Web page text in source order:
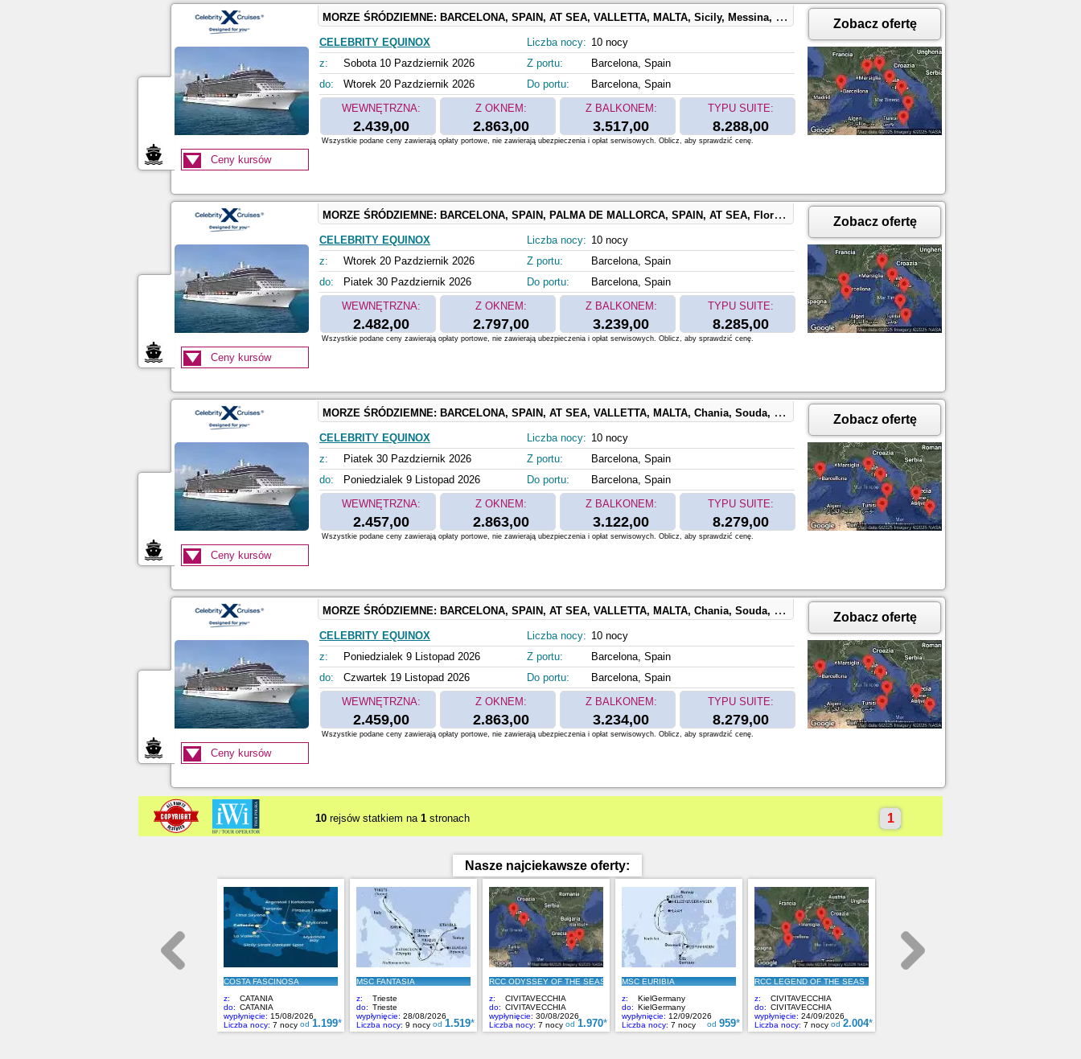
MORZE ŚRÓDZIEMNE: BARCELONA, SPAIN, AT SEA, VALLETTA, MALTA, Sicily, Messina, Italy, Naples, Capri, Italy, Civitavecchia, Italy, Florence, Pisa, La Spezia, Italy, Nice, Villefranche, France
CELEBRITY EQUINOX
z:
Sobota 10 Pazdziernik 2026
do:
Wtorek 20 Pazdziernik 2026
Liczba nocy: 10 nocy
Z portu:
Barcelona, Spain
Do portu:
Barcelona, Spain
WEWNĘTRZNA:
2.439,00
Z OKNEM:
2.863,00
Z BALKONEM:
3.517,00
TYPU SUITE:
8.288,00
Zobacz ofertę
Ceny kursów
Wszystkie podane ceny zawierają opłaty portowe, nie zawierają ubezpieczenia i opłat serwisowych. Oblicz, aby sprawdzić cenę.
MORZE ŚRÓDZIEMNE: BARCELONA, SPAIN, PALMA DE MALLORCA, SPAIN, AT SEA, Florence, Pisa, La Spezia, Italy, Civitavecchia, Italy, Naples, Capri, Italy, VALLETTA, MALTA, Sicily, Palermo, Italy
CELEBRITY EQUINOX
z:
Wtorek 20 Pazdziernik 2026
do:
Piatek 30 Pazdziernik 2026
Liczba nocy: 10 nocy
Z portu:
Barcelona, Spain
Do portu:
Barcelona, Spain
WEWNĘTRZNA:
2.482,00
Z OKNEM:
2.797,00
Z BALKONEM:
3.239,00
TYPU SUITE:
8.285,00
Zobacz ofertę
Ceny kursów
Wszystkie podane ceny zawierają opłaty portowe, nie zawierają ubezpieczenia i opłat serwisowych. Oblicz, aby sprawdzić cenę.
MORZE ŚRÓDZIEMNE: BARCELONA, SPAIN, AT SEA, VALLETTA, MALTA, Chania, Souda, Crete, Greece, KATAKOLON, GREECE, Sicily, Messina, Italy, Naples, Capri, Italy, Civitavecchia, Italy
CELEBRITY EQUINOX
z:
Piatek 30 Pazdziernik 2026
do:
Poniedzialek 9 Listopad 2026
Liczba nocy: 10 nocy
Z portu:
Barcelona, Spain
Do portu:
Barcelona, Spain
WEWNĘTRZNA:
2.457,00
Z OKNEM:
2.863,00
Z BALKONEM:
3.122,00
TYPU SUITE:
8.279,00
Zobacz ofertę
Ceny kursów
Wszystkie podane ceny zawierają opłaty portowe, nie zawierają ubezpieczenia i opłat serwisowych. Oblicz, aby sprawdzić cenę.
MORZE ŚRÓDZIEMNE: BARCELONA, SPAIN, AT SEA, VALLETTA, MALTA, Chania, Souda, Crete, Greece, KATAKOLON, GREECE, Sicily, Messina, Italy, Naples, Capri, Italy, Civitavecchia, Italy
CELEBRITY EQUINOX
z:
Poniedzialek 9 Listopad 2026
do:
Czwartek 19 Listopad 2026
Liczba nocy: 10 nocy
Z portu:
Barcelona, Spain
Do portu:
Barcelona, Spain
WEWNĘTRZNA:
2.459,00
Z OKNEM:
2.863,00
Z BALKONEM:
3.234,00
TYPU SUITE:
8.279,00
Zobacz ofertę
Ceny kursów
Wszystkie podane ceny zawierają opłaty portowe, nie zawierają ubezpieczenia i opłat serwisowych. Oblicz, aby sprawdzić cenę.
10 rejsów statkiem na 1 stronach 1